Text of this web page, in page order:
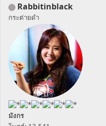
Rabbitinblack
กระต่ายดำ
มังกร